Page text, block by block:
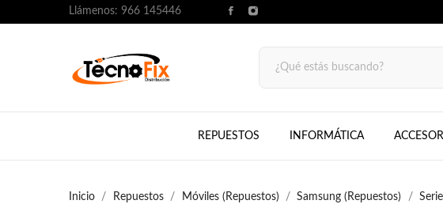
Llámenos: 966 145446
REPUESTOS INFORMÁTICA
Inicio Repuestos Móviles (Repuestos) Samsung (Repuestos)